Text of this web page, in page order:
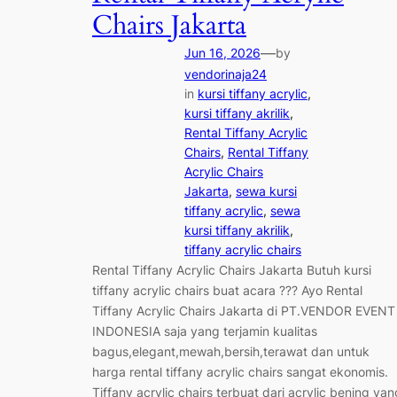
Chairs Jakarta
Jun 16, 2026—by
vendorinaja24
in kursi tiffany acrylic
kursi tiffany akrilik
Rental Tiffany Acrylic
Chairs, Rental Tiffany
Acrylic Chairs
Jakarta, sewa kursi
tiffany acrylic, sewa
kursi tiffany akrilik
tiffany acrylic chairs
Rental Tiffany Acrylic Chairs Jakarta Butuh kursi
tiffany acrylic chairs buat acara ??? Ayo Rental
Tiffany Acrylic Chairs Jakarta di PT.VENDOR EVENT
INDONESIA saja yang terjamin kualitas
bagus,elegant,mewah,bersih,terawat dan untuk
harga rental tiffany acrylic chairs sangat ekonomis.
Tiffany acrylic chairs terbuat dari acrylic bening